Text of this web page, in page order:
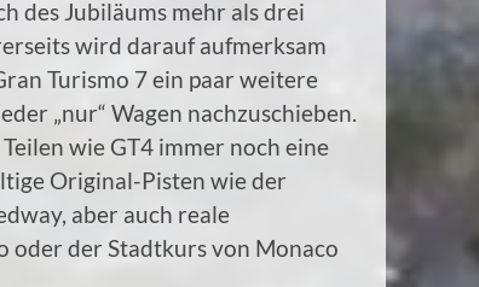
des Jubiläums mehr als drei
wird darauf aufmerksam
Turismo 7 ein paar weitere
„nur“ Wagen nachzuschieben.
wie GT4 immer noch eine
Original-Pisten wie der
aber auch reale
oder der Stadtkurs von Monaco